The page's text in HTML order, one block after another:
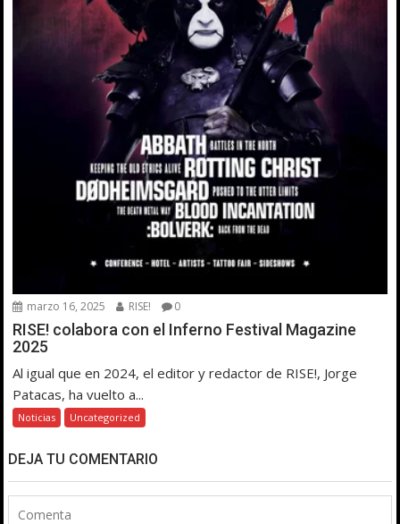
marzo 16, 2025 RISE! 0
RISE! colabora con el Inferno Festival Magazine
2025
Al igual que en 2024, el editor y redactor de RISE!, Jorge
Patacas, ha vuelto a...
Noticias Uncategorized
DEJA TU COMENTARIO